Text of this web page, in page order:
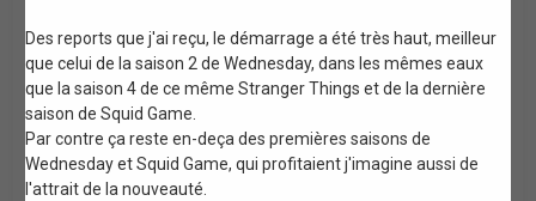
Des reports que j'ai reçu, le démarrage a été très haut, meilleur
que celui de la saison 2 de Wednesday, dans les mêmes eaux
que la saison 4 de ce même Stranger Things et de la dernière
saison de Squid Game.
Par contre ça reste en-deça des premières saisons de
Wednesday et Squid Game, qui profitaient j'imagine aussi de
l'attrait de la nouveauté.